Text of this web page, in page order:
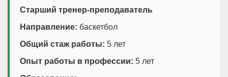
Старший тренер-преподаватель
Направление: баскетбол
Общий стаж работы: 5 лет
Опыт работы в профессии: 5 лет